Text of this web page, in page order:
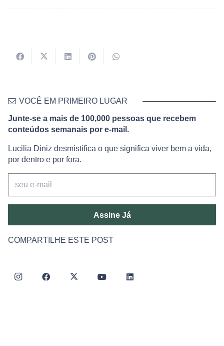
VOCÊ EM PRIMEIRO LUGAR
Junte-se a mais de 100,000 pessoas que recebem
conteúdos semanais por e-mail.
Lucilia Diniz desmistifica o que significa viver bem a vida,
por dentro e por fora.
Assine Já
COMPARTILHE ESTE POST